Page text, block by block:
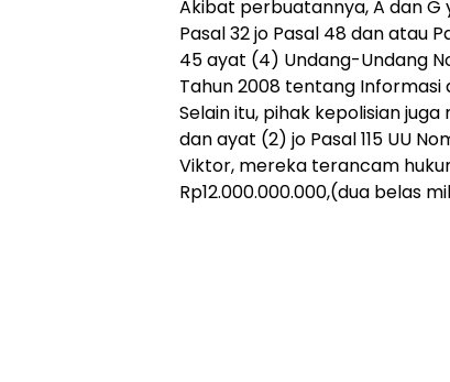
Akibat perbuatannya, A dan G
Pasal 32 jo Pasal 48 dan atau
45 ayat (4) Undang-Undang
Tahun 2008 tentang Informasi
Selain itu, pihak kepolisian
dan ayat (2) jo Pasal 115 UU
Viktor, mereka terancam
Rp12.000.000.000,(dua belas